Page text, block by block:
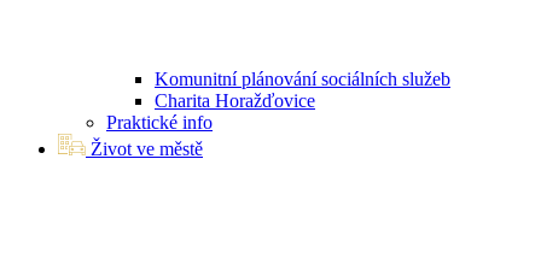
Komunitní plánování sociálních služeb
Charita Horažďovice
Praktické info
Život ve městě